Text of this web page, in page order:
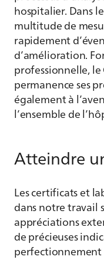
hospitalier. Dans
multitude de
rapidement
d’amélioration.
professionnelle,
permanence ses
également à
l’ensemble de
Atteindre
Les certificats et
dans notre travail
appréciations
de précieuses
perfectionnement